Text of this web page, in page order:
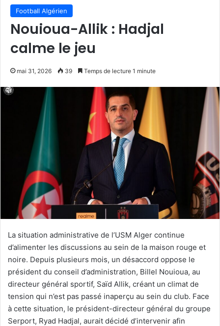
Football Algérien
Nouioua-Allik : Hadjal
calme le jeu
mai 31, 2026 39 Temps de lecture 1 minute
La situation administrative de l’USM Alger continue
d’alimenter les discussions au sein de la maison rouge et
noire. Depuis plusieurs mois, un désaccord oppose le
président du conseil d’administration, Billel Nouioua, au
directeur général sportif, Saïd Allik, créant un climat de
tension qui n’est pas passé inaperçu au sein du club. Face
à cette situation, le président-directeur général du groupe
Serport, Ryad Hadjal, aurait décidé d’intervenir afin